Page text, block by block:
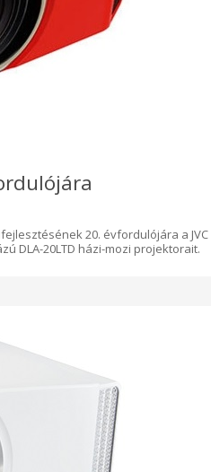
20. évfordulójára a JVC
DLA-20LTD házi-mozi projektorait.